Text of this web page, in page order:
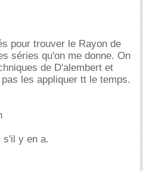
pour trouver le Rayon de
séries qu'on me donne. On
de D'alembert et
les appliquer tt le temps.
s'il y en a.